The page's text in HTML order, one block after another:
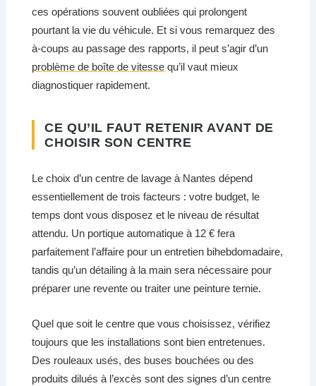
ces opérations souvent oubliées qui prolongent
pourtant la vie du véhicule. Et si vous remarquez des
à-coups au passage des rapports, il peut s’agir d’un
problème de boîte de vitesse qu’il vaut mieux
diagnostiquer rapidement.
CE QU’IL FAUT RETENIR AVANT DE
CHOISIR SON CENTRE
Le choix d’un centre de lavage à Nantes dépend
essentiellement de trois facteurs : votre budget, le
temps dont vous disposez et le niveau de résultat
attendu. Un portique automatique à 12 € fera
parfaitement l’affaire pour un entretien bihebdomadaire,
tandis qu’un détailing à la main sera nécessaire pour
préparer une revente ou traiter une peinture ternie.
Quel que soit le centre que vous choisissez, vérifiez
toujours que les installations sont bien entretenues.
Des rouleaux usés, des buses bouchées ou des
produits dilués à l’excès sont des signes d’un centre